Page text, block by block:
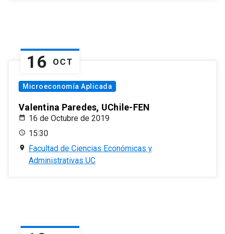
16 OCT
Microeconomía Aplicada
Valentina Paredes, UChile-FEN
16 de Octubre de 2019
15:30
Facultad de Ciencias Económicas y
Administrativas UC